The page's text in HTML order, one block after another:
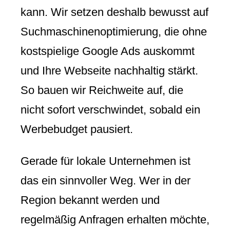
kann. Wir setzen deshalb bewusst auf
Suchmaschinenoptimierung, die ohne
kostspielige Google Ads auskommt
und Ihre Webseite nachhaltig stärkt.
So bauen wir Reichweite auf, die
nicht sofort verschwindet, sobald ein
Werbebudget pausiert.
Gerade für lokale Unternehmen ist
das ein sinnvoller Weg. Wer in der
Region bekannt werden und
regelmäßig Anfragen erhalten möchte,